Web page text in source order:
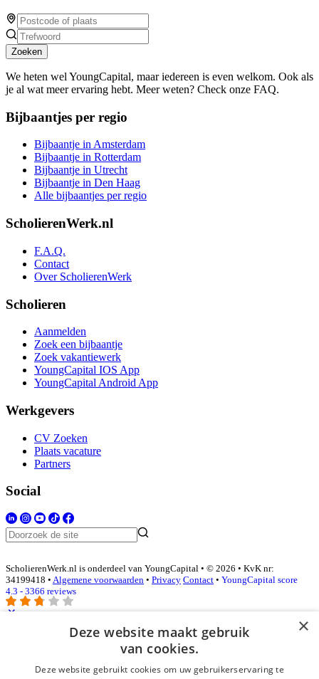
Zoeken
We heten wel YoungCapital, maar iedereen is even welkom. Ook als
je al wat meer ervaring hebt. Meer weten? Check onze FAQ.
Bijbaantjes per regio
Bijbaantje in Amsterdam
Bijbaantje in Rotterdam
Bijbaantje in Utrecht
Bijbaantje in Den Haag
Alle bijbaantjes per regio
ScholierenWerk.nl
F.A.Q.
Contact
Over ScholierenWerk
Scholieren
Aanmelden
Zoek een bijbaantje
Zoek vakantiewerk
YoungCapital IOS App
YoungCapital Android App
Werkgevers
CV Zoeken
Plaats vacature
Partners
Social
ScholierenWerk.nl is onderdeel van YoungCapital • © 2026 • KvK nr:
34199418 • Algemene voorwaarden • Privacy Contact • YoungCapital score
4.3 - 3366 reviews
Inloggen als bedrijf
E-mail*
×
Deze website maakt gebruik
van cookies.
Deze website gebruikt cookies om uw gebruikerservaring te